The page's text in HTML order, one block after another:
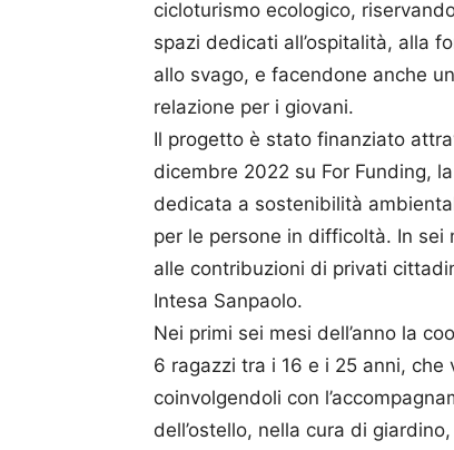
cicloturismo ecologico,
spazi dedicati all’ospitalità, alla
allo svago, e facendone anche
relazione per i giovani.
Il progetto è stato finanziato
dicembre 2022 su For Funding,
dedicata a sostenibilità
per le persone in difficoltà. In
alle contribuzioni di privati
Intesa Sanpaolo.
Nei primi sei mesi dell’anno la
6 ragazzi tra i 16 e i 25 anni,
coinvolgendoli con
dell’ostello, nella cura di